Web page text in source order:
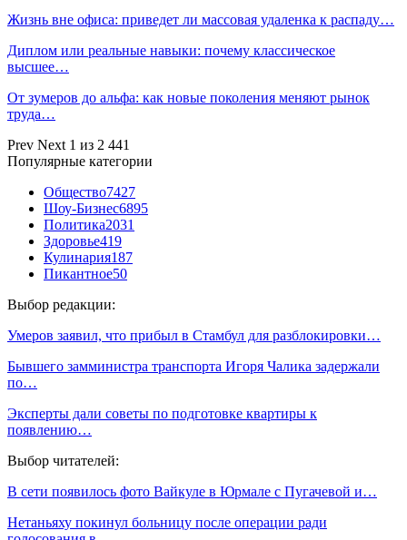
Жизнь вне офиса: приведет ли массовая удаленка к распаду…
Диплом или реальные навыки: почему классическое
высшее…
От зумеров до альфа: как новые поколения меняют рынок
труда…
Prev Next 1 из 2 441
Популярные категории
Общество7427
Шоу-Бизнес6895
Политика2031
Здоровье419
Кулинария187
Пикантное50
Выбор редакции:
Умеров заявил, что прибыл в Стамбул для разблокировки…
Бывшего замминистра транспорта Игоря Чалика задержали
по…
Эксперты дали советы по подготовке квартиры к
появлению…
Выбор читателей:
В сети появилось фото Вайкуле в Юрмале с Пугачевой и…
Нетаньяху покинул больницу после операции ради